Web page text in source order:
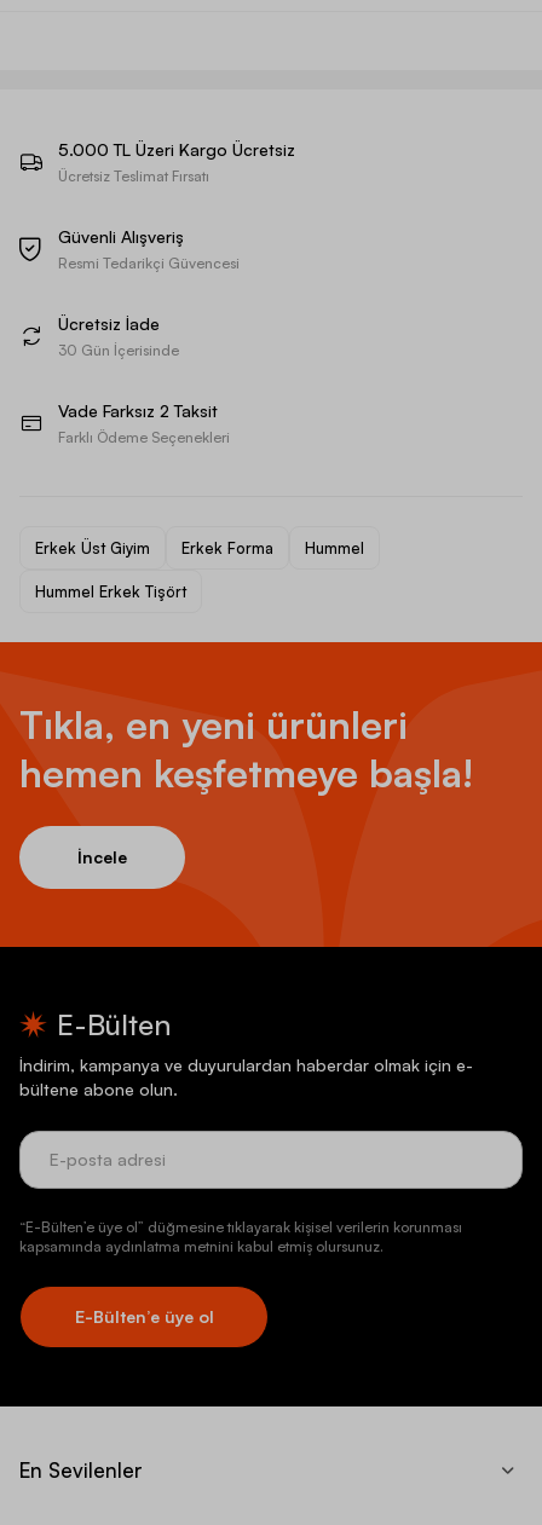
5.000 TL Üzeri Kargo Ücretsiz
Ücretsiz Teslimat Fırsatı
Güvenli Alışveriş
Resmi Tedarikçi Güvencesi
Ücretsiz İade
30 Gün İçerisinde
Vade Farksız 2 Taksit
Farklı Ödeme Seçenekleri
Erkek Üst Giyim Erkek Forma Hummel
Hummel Erkek Tişört
Tıkla, en yeni ürünleri
hemen keşfetmeye başla!
İncele
E-Bülten
İndirim, kampanya ve duyurulardan haberdar olmak için e-
bültene abone olun.
“E-Bülten’e üye ol” düğmesine tıklayarak kişisel verilerin korunması
kapsamında aydınlatma metnini kabul etmiş olursunuz.
E-Bülten’e üye ol
En Sevilenler